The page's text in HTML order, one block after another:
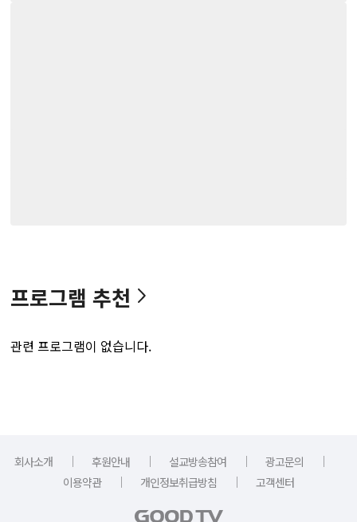
프로그램 추천
관련 프로그램이 없습니다.
회사소개 ｜ 후원안내 ｜ 설교방송참여 ｜ 광고문의
｜
이용약관
｜ 개인정보취급방침 ｜ 고객센터